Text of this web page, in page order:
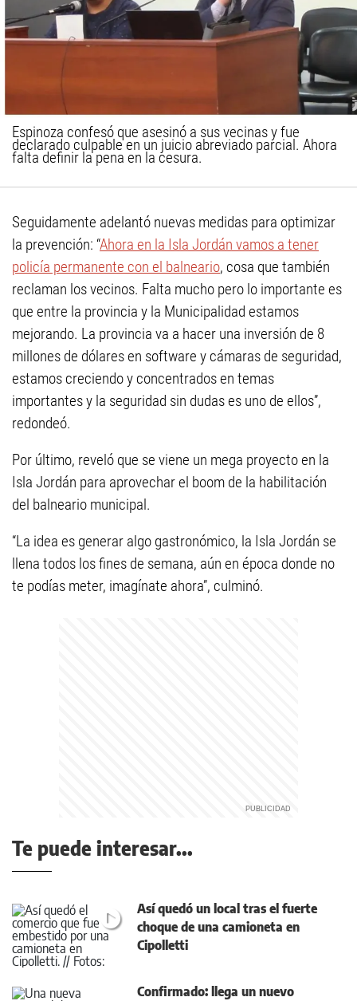
Espinoza confesó que asesinó a sus vecinas y fue
declarado culpable en un juicio abreviado parcial. Ahora
falta definir la pena en la cesura.
Seguidamente adelantó nuevas medidas para optimizar
la prevención: “Ahora en la Isla Jordán vamos a tener
policía permanente con el balneario, cosa que también
reclaman los vecinos. Falta mucho pero lo importante es
que entre la provincia y la Municipalidad estamos
mejorando. La provincia va a hacer una inversión de 8
millones de dólares en software y cámaras de seguridad,
estamos creciendo y concentrados en temas
importantes y la seguridad sin dudas es uno de ellos”,
redondeó.
Por último, reveló que se viene un mega proyecto en la
Isla Jordán para aprovechar el boom de la habilitación
del balneario municipal.
“La idea es generar algo gastronómico, la Isla Jordán se
llena todos los fines de semana, aún en época donde no
te podías meter, imagínate ahora”, culminó.
Te puede interesar...
Así quedó un local tras el fuerte
choque de una camioneta en
Cipolletti
Confirmado: llega un nuevo